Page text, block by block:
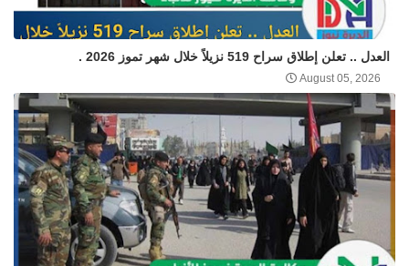
العدل .. تعلن إطلاق سراح 519 نزيلاً خلال شهر تموز 2026 .
August 05, 2026